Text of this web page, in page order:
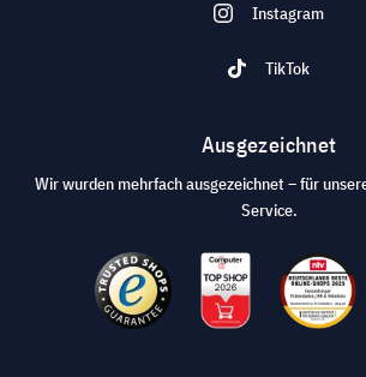
Instagram
TikTok
Ausgezeichnet
Wir wurden mehrfach ausgezeichnet – für
Service.